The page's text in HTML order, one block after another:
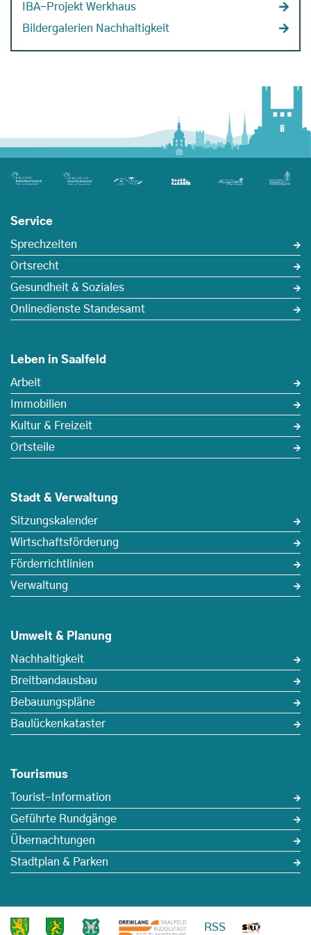
IBA-Projekt Werkhaus
Bildergalerien Nachhaltigkeit
Service
Sprechzeiten
Ortsrecht
Gesundheit & Soziales
Onlinedienste Standesamt
Leben in Saalfeld
Arbeit
Immobilien
Kultur & Freizeit
Ortsteile
Stadt & Verwaltung
Sitzungskalender
Wirtschaftsförderung
Förderrichtlinien
Verwaltung
Umwelt & Planung
Nachhaltigkeit
Breitbandausbau
Bebauungspläne
Baulückenkataster
Tourismus
Tourist-Information
Geführte Rundgänge
Übernachtungen
Stadtplan & Parken
RSS